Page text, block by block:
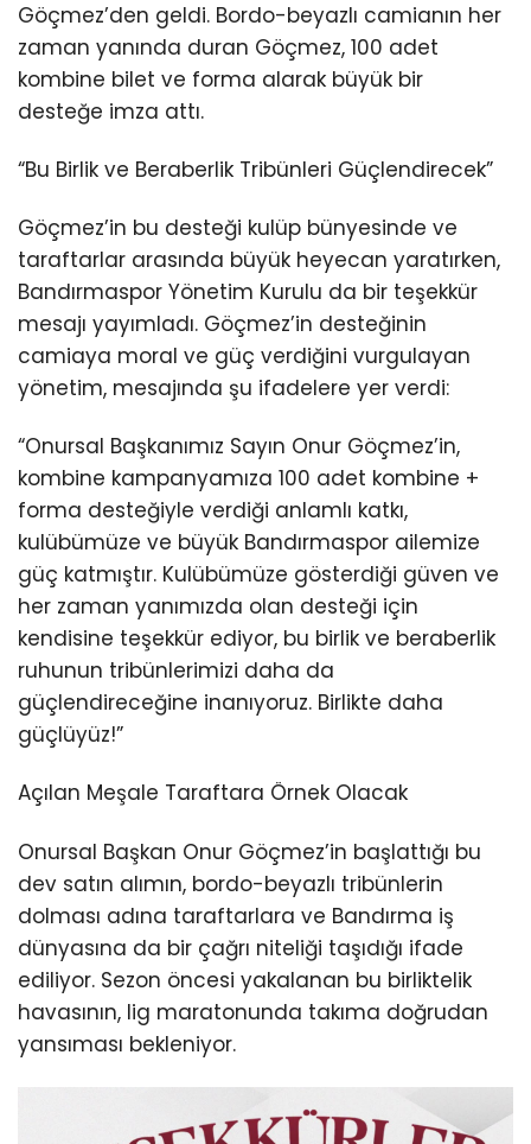
Göçmez’den geldi. Bordo-beyazlı camianın her
zaman yanında duran Göçmez, 100 adet
kombine bilet ve forma alarak büyük bir
desteğe imza attı.
“Bu Birlik ve Beraberlik Tribünleri Güçlendirecek”
Göçmez’in bu desteği kulüp bünyesinde ve
taraftarlar arasında büyük heyecan yaratırken,
Bandırmaspor Yönetim Kurulu da bir teşekkür
mesajı yayımladı. Göçmez’in desteğinin
camiaya moral ve güç verdiğini vurgulayan
yönetim, mesajında şu ifadelere yer verdi:
“Onursal Başkanımız Sayın Onur Göçmez’in,
kombine kampanyamıza 100 adet kombine +
forma desteğiyle verdiği anlamlı katkı,
kulübümüze ve büyük Bandırmaspor ailemize
güç katmıştır. Kulübümüze gösterdiği güven ve
her zaman yanımızda olan desteği için
kendisine teşekkür ediyor, bu birlik ve beraberlik
ruhunun tribünlerimizi daha da
güçlendireceğine inanıyoruz. Birlikte daha
güçlüyüz!”
Açılan Meşale Taraftara Örnek Olacak
Onursal Başkan Onur Göçmez’in başlattığı bu
dev satın alımın, bordo-beyazlı tribünlerin
dolması adına taraftarlara ve Bandırma iş
dünyasına da bir çağrı niteliği taşıdığı ifade
ediliyor. Sezon öncesi yakalanan bu birliktelik
havasının, lig maratonunda takıma doğrudan
yansıması bekleniyor.